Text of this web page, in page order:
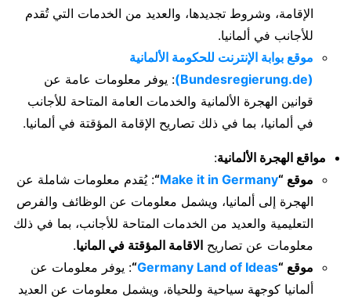
الإقامة، وشروط تجديدها، والعديد من الخدمات التي تُقدم
للأجانب في ألمانيا.
موقع بوابة الإنترنت للحكومة الألمانية
(Bundesregierung.de)
: يوفر معلومات عامة عن
قوانين الهجرة الألمانية والخدمات العامة المتاحة للأجانب
في ألمانيا، بما في ذلك تصاريح الإقامة المؤقتة في ألمانيا.
مواقع الهجرة الألمانية:
موقع “Make it in Germany
“: يُقدم معلومات شاملة عن
الهجرة إلى ألمانيا، ويشمل معلومات عن الوظائف والفرص
التعليمية والعديد من الخدمات المتاحة للأجانب، بما في ذلك
معلومات عن تصاريح الاقامة المؤقتة في المانيا.
موقع “Germany Land of Ideas
“: يوفر معلومات عن
ألمانيا كوجهة سياحية وللحياة، ويشمل معلومات عن العديد